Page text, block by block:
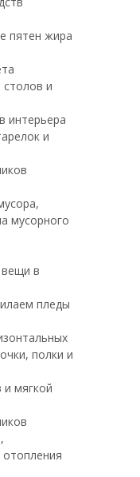
пятен жира
и
интерьера
и
мусорного
в
пледы
полки и
мягкой